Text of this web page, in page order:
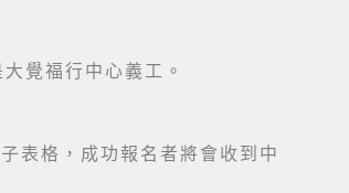
覺福行中心義工。
表格，成功報名者將會收到中